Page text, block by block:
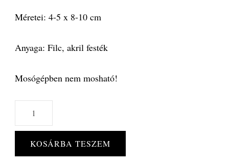
Méretei: 4-5 x 8-10 cm
Anyaga: Filc, akril festék
Mosógépben nem mosható!
Afrikai
állatok
ujjbáb
szett
KOSÁRBA TESZEM